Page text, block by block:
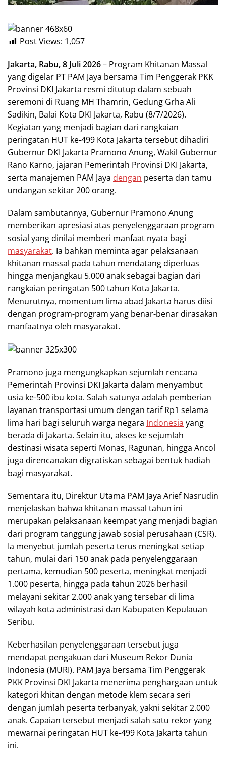
Post Views: 1,057
Jakarta, Rabu, 8 Juli 2026– Program Khitanan Massal
yang digelar PT PAM Jaya bersama Tim Penggerak PKK
Provinsi DKI Jakarta resmi ditutup dalam sebuah
seremoni di Ruang MH Thamrin, Gedung Grha Ali
Sadikin, Balai Kota DKI Jakarta, Rabu (8/7/2026).
Kegiatan yang menjadi bagian dari rangkaian
peringatan HUT ke-499 Kota Jakarta tersebut dihadiri
Gubernur DKI Jakarta Pramono Anung, Wakil Gubernur
Rano Karno, jajaran Pemerintah Provinsi DKI Jakarta,
serta manajemen PAM Jaya dengan peserta dan tamu
undangan sekitar 200 orang.
Dalam sambutannya, Gubernur Pramono Anung
memberikan apresiasi atas penyelenggaraan program
sosial yang dinilai memberi manfaat nyata bagi
masyarakat. Ia bahkan meminta agar pelaksanaan
khitanan massal pada tahun mendatang diperluas
hingga menjangkau 5.000 anak sebagai bagian dari
rangkaian peringatan 500 tahun Kota Jakarta.
Menurutnya, momentum lima abad Jakarta harus diisi
dengan program-program yang benar-benar dirasakan
manfaatnya oleh masyarakat.
Pramono juga mengungkapkan sejumlah rencana
Pemerintah Provinsi DKI Jakarta dalam menyambut
usia ke-500 ibu kota. Salah satunya adalah pemberian
layanan transportasi umum dengan tarif Rp1 selama
lima hari bagi seluruh warga negara Indonesia yang
berada di Jakarta. Selain itu, akses ke sejumlah
destinasi wisata seperti Monas, Ragunan, hingga Ancol
juga direncanakan digratiskan sebagai bentuk hadiah
bagi masyarakat.
Sementara itu, Direktur Utama PAM Jaya Arief Nasrudin
menjelaskan bahwa khitanan massal tahun ini
merupakan pelaksanaan keempat yang menjadi bagian
dari program tanggung jawab sosial perusahaan (CSR).
Ia menyebut jumlah peserta terus meningkat setiap
tahun, mulai dari 150 anak pada penyelenggaraan
pertama, kemudian 500 peserta, meningkat menjadi
1.000 peserta, hingga pada tahun 2026 berhasil
melayani sekitar 2.000 anak yang tersebar di lima
wilayah kota administrasi dan Kabupaten Kepulauan
Seribu.
Keberhasilan penyelenggaraan tersebut juga
mendapat pengakuan dari Museum Rekor Dunia
Indonesia (MURI). PAM Jaya bersama Tim Penggerak
PKK Provinsi DKI Jakarta menerima penghargaan untuk
kategori khitan dengan metode klem secara seri
dengan jumlah peserta terbanyak, yakni sekitar 2.000
anak. Capaian tersebut menjadi salah satu rekor yang
mewarnai peringatan HUT ke-499 Kota Jakarta tahun
ini.